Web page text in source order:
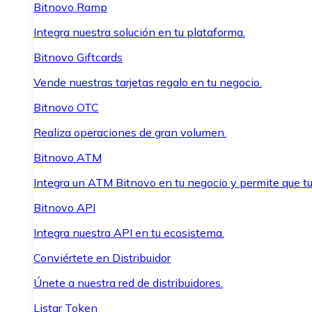
Bitnovo Ramp
Integra nuestra solución en tu plataforma.
Bitnovo Giftcards
Vende nuestras tarjetas regalo en tu negocio.
Bitnovo OTC
Realiza operaciones de gran volumen.
Bitnovo ATM
Integra un ATM Bitnovo en tu negocio y permite que
Bitnovo API
Integra nuestra API en tu ecosistema.
Conviértete en Distribuidor
Únete a nuestra red de distribuidores.
Listar Token